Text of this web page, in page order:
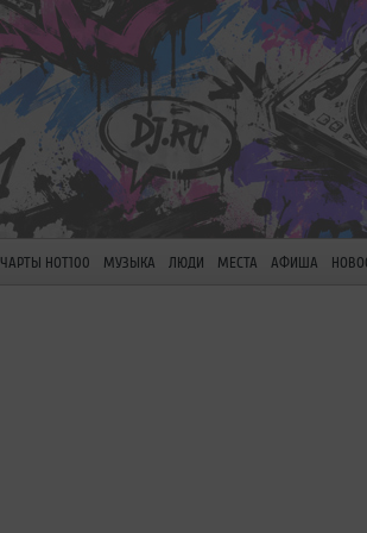
ЧАРТЫ HOT100 МУЗЫКА ЛЮДИ МЕСТА АФИША